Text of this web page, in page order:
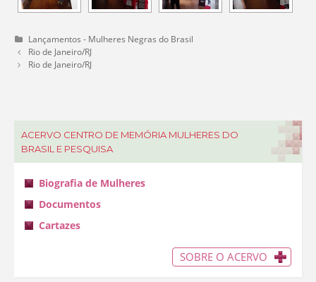
C
a
t
a
s
Lançamentos - Mulheres Negras do Brasil
N
a
Rio de Janeiro/RJ
Rio de Janeiro/RJ
ACERVO CENTRO DE MEMÓRIA MULHERES DO
BRASIL E PESQUISA
Biografia de Mulheres
Documentos
Cartazes
SOBRE O ACERVO